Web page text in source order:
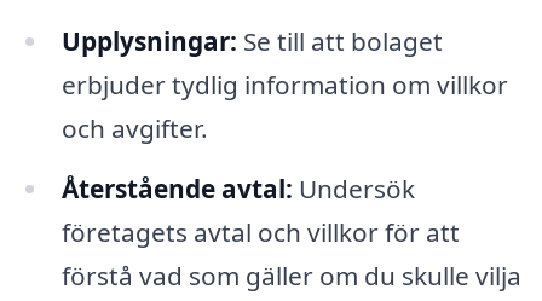
Upplysningar: Se till att bolaget
erbjuder tydlig information om villkor
och avgifter.
Återstående avtal: Undersök
företagets avtal och villkor för att
förstå vad som gäller om du skulle vilja